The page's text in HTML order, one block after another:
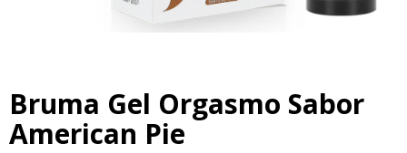
Bruma Gel Orgasmo Sabor
American Pie